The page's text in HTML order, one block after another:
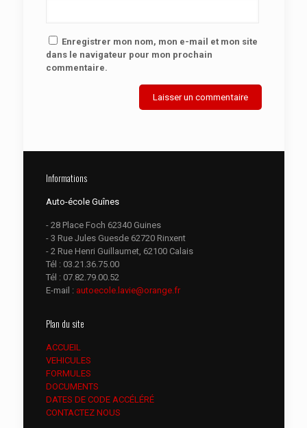
Enregistrer mon nom, mon e-mail et mon site
dans le navigateur pour mon prochain
commentaire.
Informations
Auto-école Guînes
- 28 Place Foch 62340 Guines
- 3 Rue Jules Guesde 62720 Rinxent
- 2 Rue Henri Guillaumet, 62100 Calais
Tél : 03.21.36.75.00
Tél : 07.82.79.00.52
E-mail : autoecole.lavie@orange.fr
Plan du site
ACCUEIL
VEHICULES
FORMULES
DOCUMENTS
DATES DE CODE ACCÉLÉRÉ
CONTACTEZ NOUS